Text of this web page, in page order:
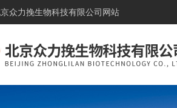
众力挽生物科技有限公司网站